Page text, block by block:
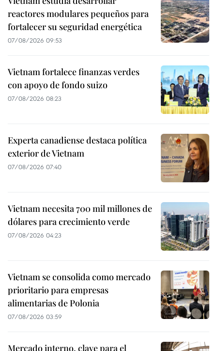
reactores modulares pequeños para
fortalecer su seguridad energética
07/08/2026 09:53
Vietnam fortalece finanzas verdes
con apoyo de fondo suizo
07/08/2026 08:23
Experta canadiense destaca política
exterior de Vietnam
07/08/2026 07:40
Vietnam necesita 700 mil millones de
dólares para crecimiento verde
07/08/2026 04:23
Vietnam se consolida como mercado
prioritario para empresas
alimentarias de Polonia
07/08/2026 03:59
Mercado interno, clave para el